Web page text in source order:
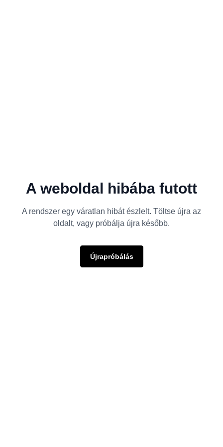
A weboldal hibába futott
A rendszer egy váratlan hibát észlelt. Töltse újra az
oldalt, vagy próbálja újra később.
Újrapróbálás